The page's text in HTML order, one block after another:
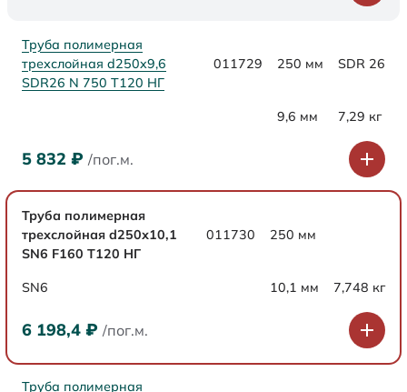
Труба полимерная
трехслойная d250x9,6
SDR26 N 750 Т120 НГ
011729 250 мм SDR 26
9,6 мм 7,29 кг
5 832 ₽ /пог.м.
Труба полимерная
трехслойная d250х10,1
SN6 F160 Т120 НГ
011730 250 мм
SN6 10,1 мм 7,748 кг
6 198,4 ₽ /пог.м.
Труба полимерная